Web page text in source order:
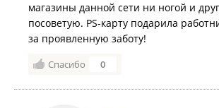
магазины данной сети ни ногой и
посоветую. PS-карту подарила
за проявленную заботу!
Спасибо 0